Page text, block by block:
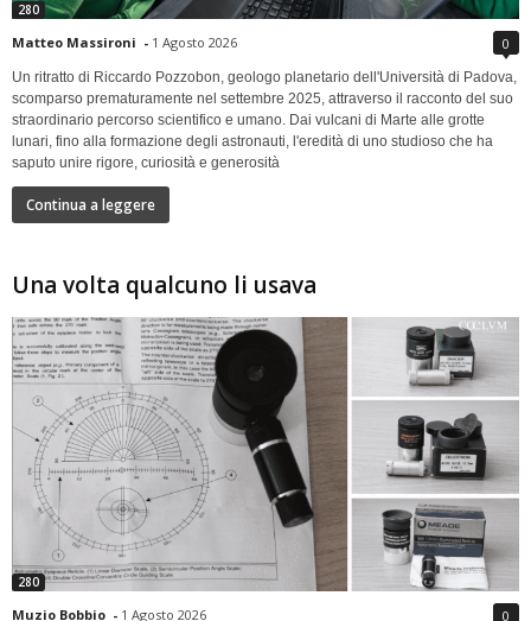
280
Matteo Massironi - 1 Agosto 2026 0
Un ritratto di Riccardo Pozzobon, geologo planetario dell'Università di Padova,
scomparso prematuramente nel settembre 2025, attraverso il racconto del suo
straordinario percorso scientifico e umano. Dai vulcani di Marte alle grotte
lunari, fino alla formazione degli astronauti, l'eredità di uno studioso che ha
saputo unire rigore, curiosità e generosità
Continua a leggere
Una volta qualcuno li usava
280
Muzio Bobbio - 1 Agosto 2026 0